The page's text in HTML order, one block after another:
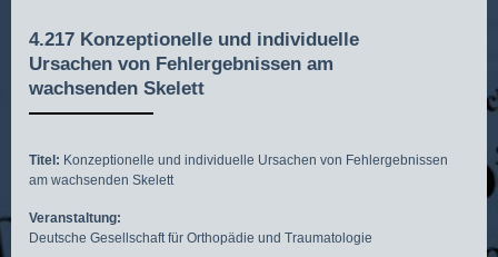
4.217 Konzeptionelle und individuelle
Ursachen von Fehlergebnissen am
wachsenden Skelett
Titel: Konzeptionelle und individuelle Ursachen von Fehlergebnissen
am wachsenden Skelett
Veranstaltung:
Deutsche Gesellschaft für Orthopädie und Traumatologie